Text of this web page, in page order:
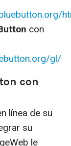
con
gl/
con
línea de su
su
le